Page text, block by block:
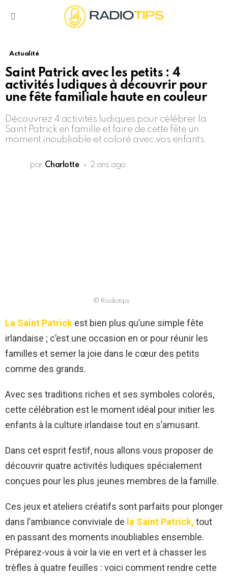
Actualité
Saint Patrick avec les petits : 4
activités ludiques à découvrir pour
une fête familiale haute en couleur
Découvrez 4 activités ludiques pour célébrer la
Saint Patrick en famille et faire de cette fête un
moment inoubliable et coloré avec vos enfants.
par Charlotte 2 ans ago
© Radiotips
La Saint Patrick est bien plus qu’une simple fête
irlandaise ; c’est une occasion en or pour réunir les
familles et semer la joie dans le cœur des petits
comme des grands.
Avec ses traditions riches et ses symboles colorés,
cette célébration est le moment idéal pour initier les
enfants à la culture irlandaise tout en s’amusant.
Dans cet esprit festif, nous allons vous proposer de
découvrir quatre activités ludiques spécialement
conçues pour les plus jeunes membres de la famille.
Ces jeux et ateliers créatifs sont parfaits pour plonger
dans l’ambiance conviviale de la Saint Patrick, tout
en passant des moments inoubliables ensemble.
Préparez-vous à voir la vie en vert et à chasser les
trèfles à quatre feuilles : voici comment rendre cette